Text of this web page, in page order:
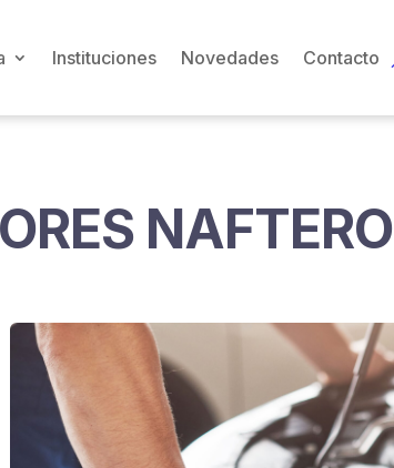
Instituciones Novedades Contacto